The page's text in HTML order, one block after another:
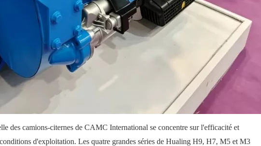
des camions-citernes de CAMC International se concentre sur l'efficacité et
d'exploitation. Les quatre grandes séries de Hualing H9, H7, M5 et M3